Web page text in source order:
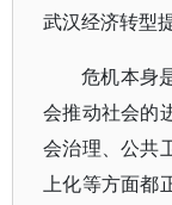
武汉经济转型
危机本身
会推动社会的
会治理、公共
上化等方面都